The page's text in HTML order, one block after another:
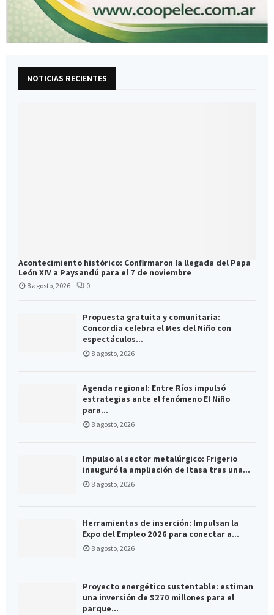
NOTICIAS RECIENTES
Acontecimiento histórico: Confirmaron la llegada del Papa
León XIV a Paysandú para el 7 de noviembre
8 agosto, 2026 0
Propuesta gratuita y comunitaria:
Concordia celebra el Mes del Niño con
espectáculos...
8 agosto, 2026
Agenda regional: Entre Ríos impulsó
estrategias ante el fenómeno El Niño
para...
8 agosto, 2026
Impulso al sector metalúrgico: Frigerio
inauguró la ampliación de Itasa tras una...
8 agosto, 2026
Herramientas de inserción: Impulsan la
Expo del Empleo 2026 para conectar a...
8 agosto, 2026
Proyecto energético sustentable: estiman
una inversión de $270 millones para el
parque...